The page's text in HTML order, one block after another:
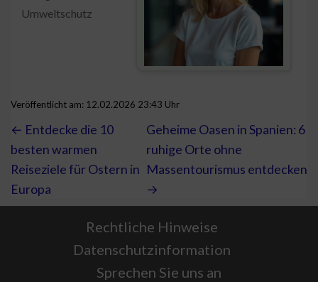
Umweltschutz
Veröffentlicht am: 12.02.2026 23:43 Uhr
← Entdecke die 10
besten warmen
Reiseziele für Ostern in
Europa
Geheime Oasen in Spanien: 6
ruhige Orte ohne
Massentourismus entdecken
→
Rechtliche Hinweise
Datenschutzinformation
Sprechen Sie uns an